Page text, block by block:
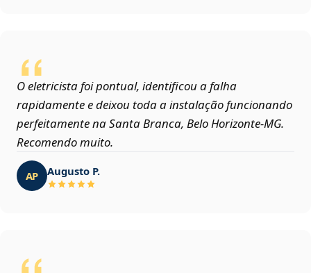
O eletricista foi pontual, identificou a falha
rapidamente e deixou toda a instalação funcionando
perfeitamente na Santa Branca, Belo Horizonte‑MG.
Recomendo muito.
AP Augusto P.